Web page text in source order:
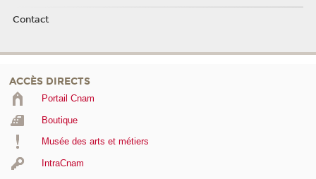
Contact
ACCÈS DIRECTS
Portail Cnam
Boutique
Musée des arts et métiers
IntraCnam